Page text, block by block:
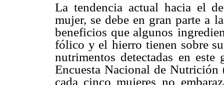
La tendencia actual hacia el
mujer, se debe en gran parte a
beneficios que algunos
fólico y el hierro tienen sobre
nutrimentos detectadas en
Encuesta Nacional de Nutrición
cada cinco mujeres no